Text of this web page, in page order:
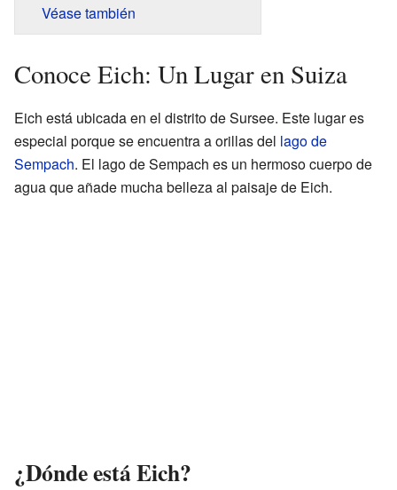
Véase también
Conoce Eich: Un Lugar en Suiza
Eich está ubicada en el distrito de Sursee. Este lugar es
especial porque se encuentra a orillas del lago de
Sempach. El lago de Sempach es un hermoso cuerpo de
agua que añade mucha belleza al paisaje de Eich.
¿Dónde está Eich?